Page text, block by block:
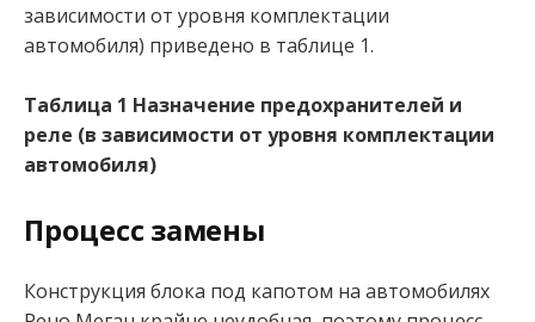
зависимости от уровня комплектации
автомобиля) приведено в таблице 1.
Таблица 1 Назначение предохранителей и
реле (в зависимости от уровня комплектации
автомобиля)
Процесс замены
Конструкция блока под капотом на автомобилях